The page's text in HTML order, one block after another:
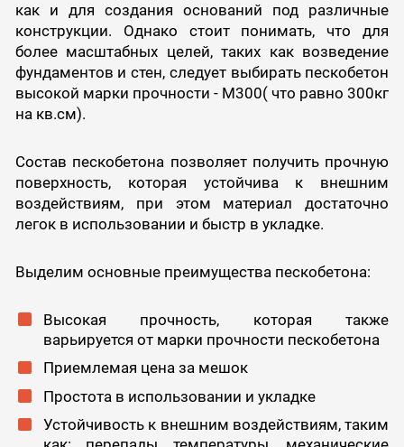
как и для создания оснований под различные
конструкции. Однако стоит понимать, что для
более масштабных целей, таких как возведение
фундаментов и стен, следует выбирать пескобетон
высокой марки прочности - М300( что равно 300кг
на кв.см).
Состав пескобетона позволяет получить прочную
поверхность, которая устойчива к внешним
воздействиям, при этом материал достаточно
легок в использовании и быстр в укладке.
Выделим основные преимущества пескобетона:
Высокая прочность, которая также
варьируется от марки прочности пескобетона
Приемлемая цена за мешок
Простота в использовании и укладке
Устойчивость к внешним воздействиям, таким